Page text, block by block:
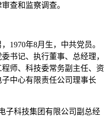
查和监察调查。
年8月生，中共党员。
书记、执行董事、总经理，
师、科技委常务副主任、资
中心有限责任公司理事长
科技集团有限公司副总经